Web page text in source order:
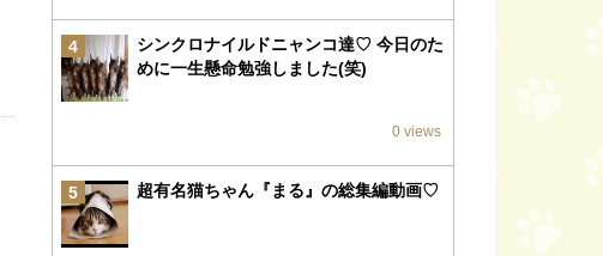
4
シンクロナイルドニャンコ達♡ 今日のた
めに一生懸命勉強しました(笑)
0 views
5 超有名猫ちゃん『まる』の総集編動画♡